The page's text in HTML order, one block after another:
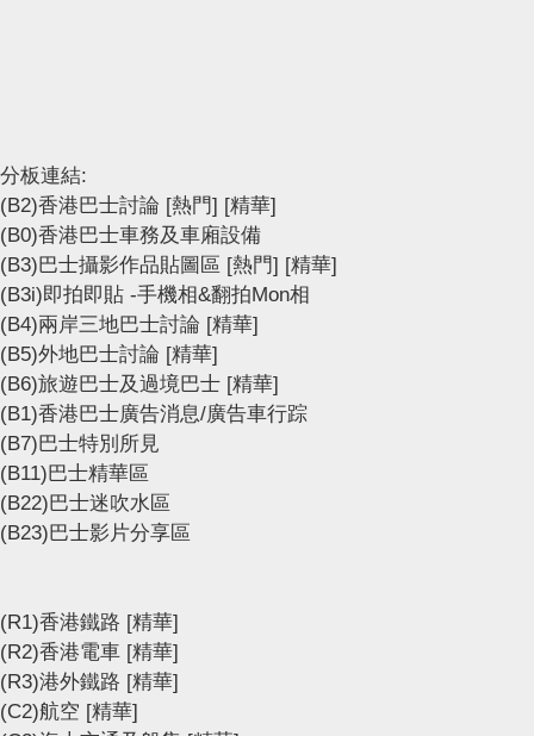
分板連結:
(B2)香港巴士討論 [熱門] [精華]
(B0)香港巴士車務及車廂設備
(B3)巴士攝影作品貼圖區 [熱門] [精華]
(B3i)即拍即貼 -手機相&翻拍Mon相
(B4)兩岸三地巴士討論 [精華]
(B5)外地巴士討論 [精華]
(B6)旅遊巴士及過境巴士 [精華]
(B1)香港巴士廣告消息/廣告車行踪
(B7)巴士特別所見
(B11)巴士精華區
(B22)巴士迷吹水區
(B23)巴士影片分享區
(R1)香港鐵路 [精華]
(R2)香港電車 [精華]
(R3)港外鐵路 [精華]
(C2)航空 [精華]